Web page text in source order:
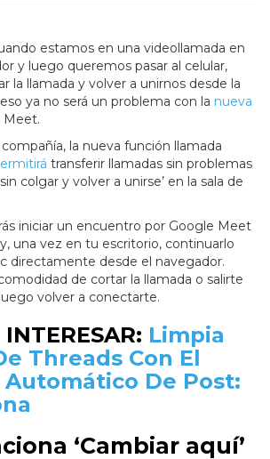
estamos en una videollamada en
y luego queremos pasar al celular,
la llamada y volver a unirnos desde la
ya no será un problema con la nueva
Meet.
la nueva función llamada
transferir llamadas sin problemas
colgar y volver a unirse’ en la sala de
iniciar un encuentro por Google Meet
una vez en tu escritorio, continuarlo
directamente desde el navegador.
de cortar la llamada o salirte
volver a conectarte.
Limpia
Threads Con El
De Post:
‘Cambiar aquí’